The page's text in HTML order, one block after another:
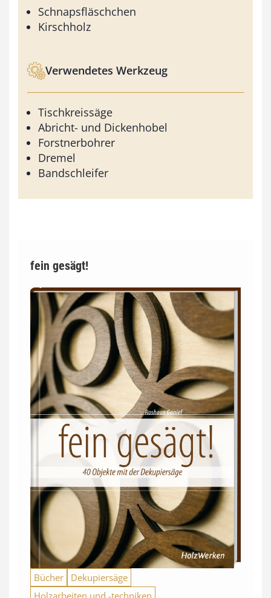
Schnapsfläschchen
Kirschholz
Verwendetes Werkzeug
Tischkreissäge
Abricht- und Dickenhobel
Forstnerbohrer
Dremel
Bandschleifer
fein gesägt!
Bücher
Dekupiersäge
Holzarbeiten und -techniken